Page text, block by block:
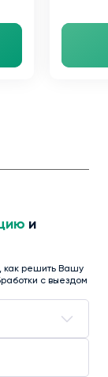
и
как решить Вашу
с выездом